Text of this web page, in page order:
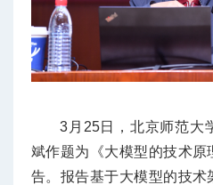
3月25日，北京师范大
斌作题为《大模型的技术原
告。报告基于大模型的技术